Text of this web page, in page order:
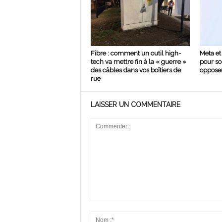
Fibre : comment un outil high-
tech va mettre fin à la « guerre »
des câbles dans vos boîtiers de
rue
Meta
pour
LAISSER UN COMMENTAIRE